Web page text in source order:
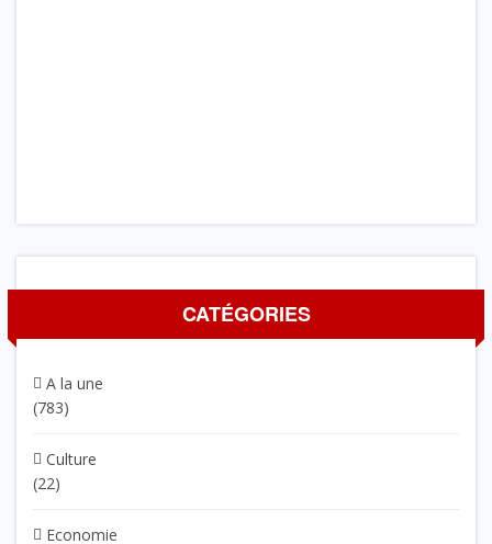
CATÉGORIES
A la une
(783)
Culture
(22)
Economie